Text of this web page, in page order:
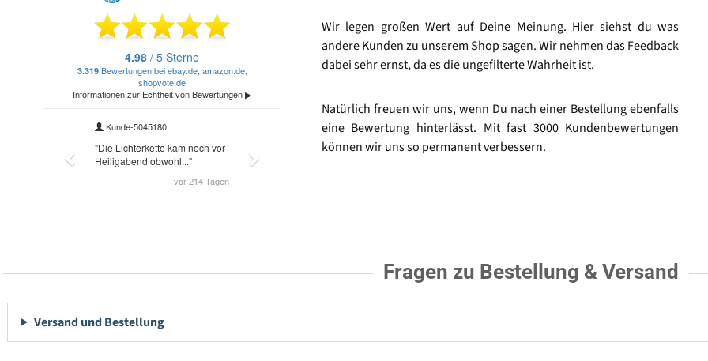
Wir legen großen Wert auf Deine Meinung. Hier siehst du was
andere Kunden zu unserem Shop sagen. Wir nehmen das Feedback
dabei sehr ernst, da es die ungefilterte Wahrheit ist.
Natürlich freuen wir uns, wenn Du nach einer Bestellung ebenfalls
eine Bewertung hinterlässt. Mit fast 3000 Kundenbewertungen
können wir uns so permanent verbessern.
Fragen zu Bestellung & Versand
Versand und Bestellung